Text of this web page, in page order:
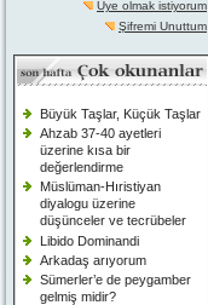
Üye olmak istiyorum
Şifremi Unuttum
Büyük Taşlar, Küçük Taşlar
Ahzab 37-40 ayetleri
üzerine kısa bir
değerlendirme
Müslüman-Hıristiyan
diyalogu üzerine
düşünceler ve tecrübeler
Libido Dominandi
Arkadaş arıyorum
Sümerler’e de peygamber
gelmiş midir?